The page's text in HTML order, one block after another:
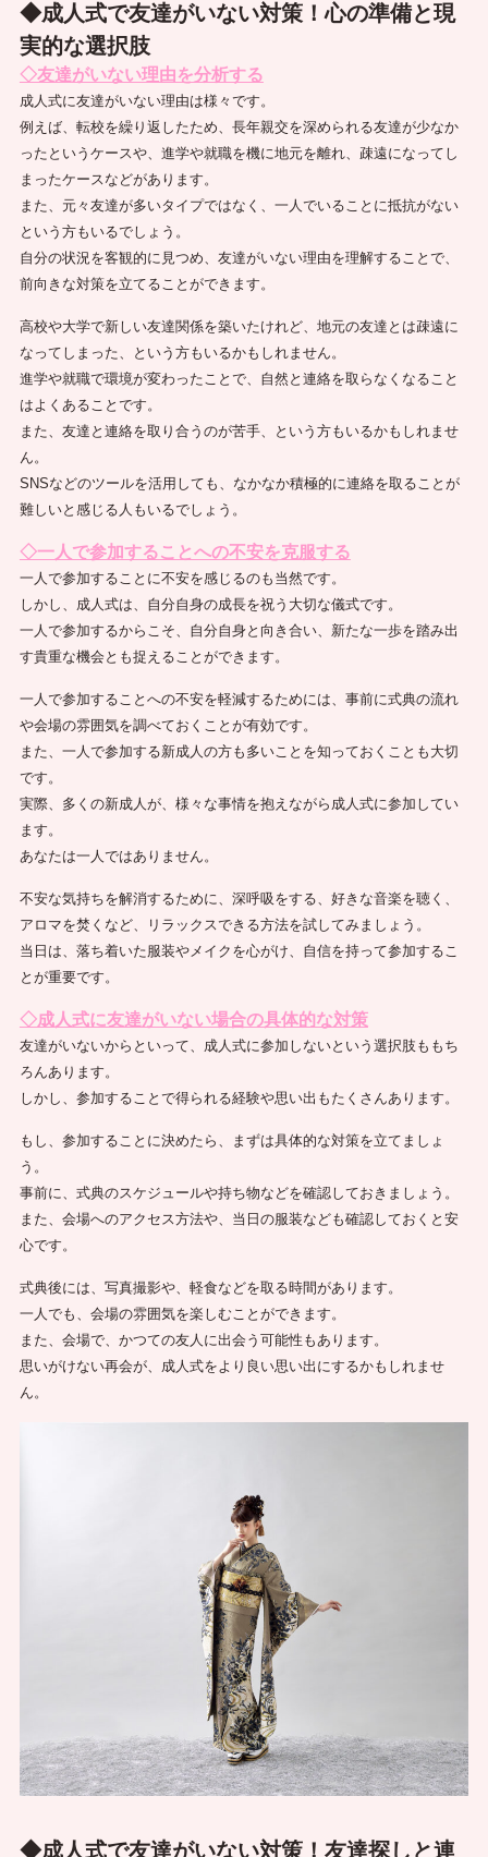
◆成人式で友達がいない対策！心の準備と現
実的な選択肢
◇友達がいない理由を分析する
成人式に友達がいない理由は様々です。
例えば、転校を繰り返したため、長年親交を深められる友達が少なか
ったというケースや、進学や就職を機に地元を離れ、疎遠になってし
まったケースなどがあります。
また、元々友達が多いタイプではなく、一人でいることに抵抗がない
という方もいるでしょう。
自分の状況を客観的に見つめ、友達がいない理由を理解することで、
前向きな対策を立てることができます。
高校や大学で新しい友達関係を築いたけれど、地元の友達とは疎遠に
なってしまった、という方もいるかもしれません。
進学や就職で環境が変わったことで、自然と連絡を取らなくなること
はよくあることです。
また、友達と連絡を取り合うのが苦手、という方もいるかもしれませ
ん。
SNSなどのツールを活用しても、なかなか積極的に連絡を取ることが
難しいと感じる人もいるでしょう。
◇一人で参加することへの不安を克服する
一人で参加することに不安を感じるのも当然です。
しかし、成人式は、自分自身の成長を祝う大切な儀式です。
一人で参加するからこそ、自分自身と向き合い、新たな一歩を踏み出
す貴重な機会とも捉えることができます。
一人で参加することへの不安を軽減するためには、事前に式典の流れ
や会場の雰囲気を調べておくことが有効です。
また、一人で参加する新成人の方も多いことを知っておくことも大切
です。
実際、多くの新成人が、様々な事情を抱えながら成人式に参加してい
ます。
あなたは一人ではありません。
不安な気持ちを解消するために、深呼吸をする、好きな音楽を聴く、
アロマを焚くなど、リラックスできる方法を試してみましょう。
当日は、落ち着いた服装やメイクを心がけ、自信を持って参加するこ
とが重要です。
◇成人式に友達がいない場合の具体的な対策
友達がいないからといって、成人式に参加しないという選択肢ももち
ろんあります。
しかし、参加することで得られる経験や思い出もたくさんあります。
もし、参加することに決めたら、まずは具体的な対策を立てましょ
う。
事前に、式典のスケジュールや持ち物などを確認しておきましょう。
また、会場へのアクセス方法や、当日の服装なども確認しておくと安
心です。
式典後には、写真撮影や、軽食などを取る時間があります。
一人でも、会場の雰囲気を楽しむことができます。
また、会場で、かつての友人に出会う可能性もあります。
思いがけない再会が、成人式をより良い思い出にするかもしれませ
ん。
◆成人式で友達がいない対策！友達探しと連